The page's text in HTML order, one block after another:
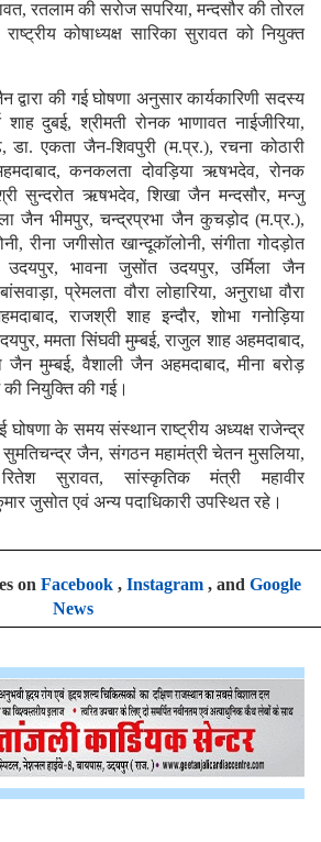
रतलाम की सरोज सपरिया, मन्दसौर की तोरल
कोषाध्यक्ष सारिका सुरावत को नियुक्त
की गई घोषणा अनुसार कार्यकारिणी सदस्य
दुबई, श्रीमती रोनक भाणावत नाईजीरिया,
डा. एकता जैन-शिवपुरी (म.प्र.), रचना कोठारी
कनकलता दोवड़िया ऋषभदेव, रोनक
सुन्दरोत ऋषभदेव, शिखा जैन मन्दसौर, मन्जु
जैन भीमपुर, चन्द्रप्रभा जैन कुचड़ोद (म.प्र.),
रीना जगीसोत खान्दूकाॅलोनी, संगीता गोदड़ोत
उदयपुर, भावना जुसोंत उदयपुर, उर्मिला जैन
प्रेमलता वौरा लोहारिया, अनुराधा वौरा
राजश्री शाह इन्दौर, शोभा गनोड़िया
ममता सिंघवी मुम्बई, राजुल शाह अहमदाबाद,
मुम्बई, वैशाली जैन अहमदाबाद, मीना बरोड़
की नियुक्ति की गई।
घोषणा के समय संस्थान राष्ट्रीय अध्यक्ष राजेन्द्र
सुमतिचन्द्र जैन, संगठन महामंत्री चेतन मुसलिया,
रितेश सुरावत, सांस्कृतिक मंत्री महावीर
जुसोत एवं अन्य पदाधिकारी उपस्थित रहे।
on Facebook, Instagram, and Google
News